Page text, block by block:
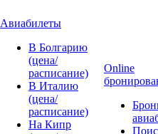
Авиабилеты
В Болгарию
(цена/
расписание)
В Италию
(цена/
расписание)
На Кипр
Online